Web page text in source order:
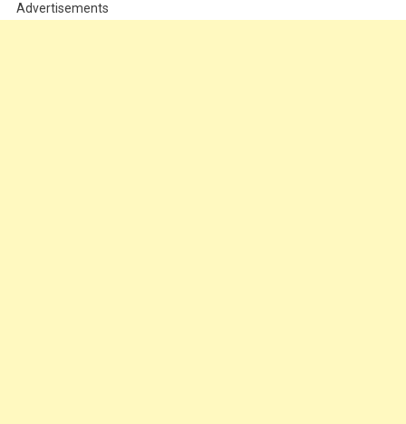
Advertisements